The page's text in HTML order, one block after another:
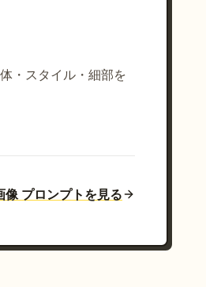
・スタイル・細部を
像 プロンプトを見る